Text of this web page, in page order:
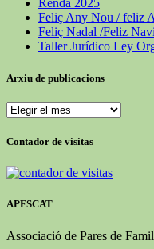
Renda 2025
Feliç Any Nou / feliz
Feliç Nadal /Feliz
Taller Jurídico Ley
Arxiu de publicacions
Arxiu
publicacions
Contador de visitas
APFSCAT
Associació de Pares de